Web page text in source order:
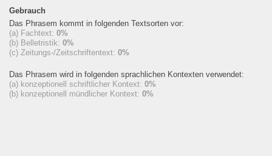
Gebrauch
Das Phrasem kommt in folgenden Textsorten vor:
(a) Fachtext: 0%
(b) Belletristik: 0%
(c) Zeitungs-/Zeitschriftentext: 0%
Das Phrasem wird in folgenden sprachlichen Kontexten verwendet:
(a) konzeptionell schriftlicher Kontext: 0%
(b) konzeptionell mündlicher Kontext: 0%